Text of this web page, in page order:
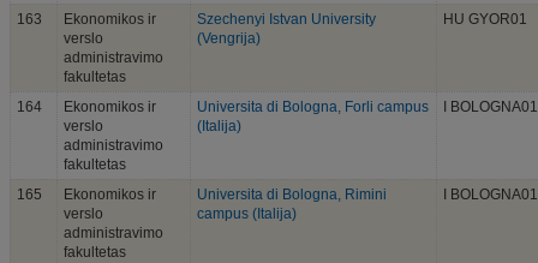
163
Ekonomikos ir
verslo
administravimo
fakultetas
Szechenyi Istvan University
(Vengrija)
HU GYOR01
164
Ekonomikos ir
verslo
administravimo
fakultetas
Universita di Bologna, Forli campus
(Italija)
I BOLOGNA01
165
Ekonomikos ir
verslo
administravimo
fakultetas
Universita di Bologna, Rimini
campus (Italija)
I BOLOGNA01